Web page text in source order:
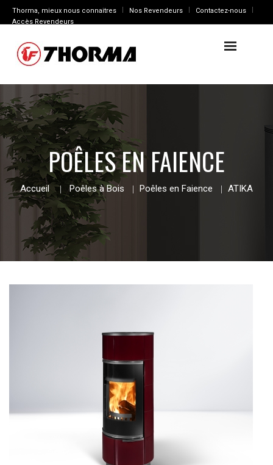
Thorma, mieux nous connaitres Nos Revendeurs
Contactez-nous
Accès Revendeurs
POÊLES EN FAIENCE
Accueil Poêles à Bois Poêles en Faience ATIKA